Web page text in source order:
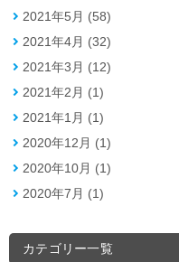
2021年5月 (58)
2021年4月 (32)
2021年3月 (12)
2021年2月 (1)
2021年1月 (1)
2020年12月 (1)
2020年10月 (1)
2020年7月 (1)
カテゴリー一覧